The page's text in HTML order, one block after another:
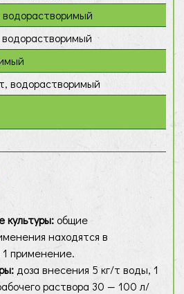
водорастворимый
водорастворимый
культуры:общие
находятся в
1 применение.
доза внесения 5 кг/т воды, 1
раствора 30 — 100 л/